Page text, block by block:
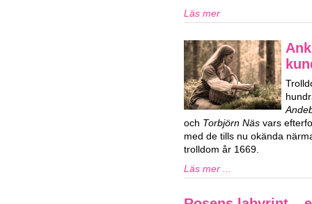
Läs mer
och Torbjörn Näs vars
med de tills nu okända
trolldom år 1669.
Läs mer ...